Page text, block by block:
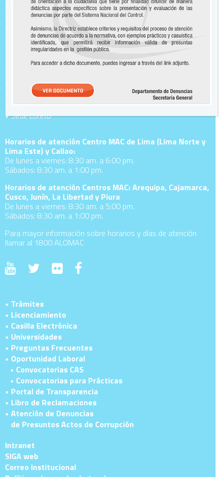
También ubícanos en los centros MAC
• Sede Lima Norte
• Sede Lima Este
• Sede Callao
• Sede Arequipa
• Sede Cajamarca
• Sede Junín
• Sede La Libertad
• Sede Piura
• Sede Loreto
Horarios de atención Centro MAC de Lima (Lima Norte y
Lima Este) y Callao:
De lunes a viernes: 8:30 am. a 6:00 pm.
Sábados: 8:30 am. a 1:00 pm.
Horarios de atención Centros MAC: Arequipa, Cajamarca,
Cusco, Junín, La Libertad y Piura
De lunes a viernes: 8:30 am. a 5:00 pm.
Sábados: 8:30 am. a 1:00 pm.
Para mayor información sobre horarios y días de atención
llamar al 1800 ALOMAC
• Trámites
• Licenciamiento
• Casilla Electrónica
• Universidades
• Preguntas Frecuentes
• Oportunidad Laboral
• Convocatorias CAS
• Convocatorias para Prácticas
• Portal de Transparencia
• Libro de Reclamaciones
• Atención de Denuncias
de Presuntos Actos de Corrupción
Intranet
SIGA web
Correo Institucional